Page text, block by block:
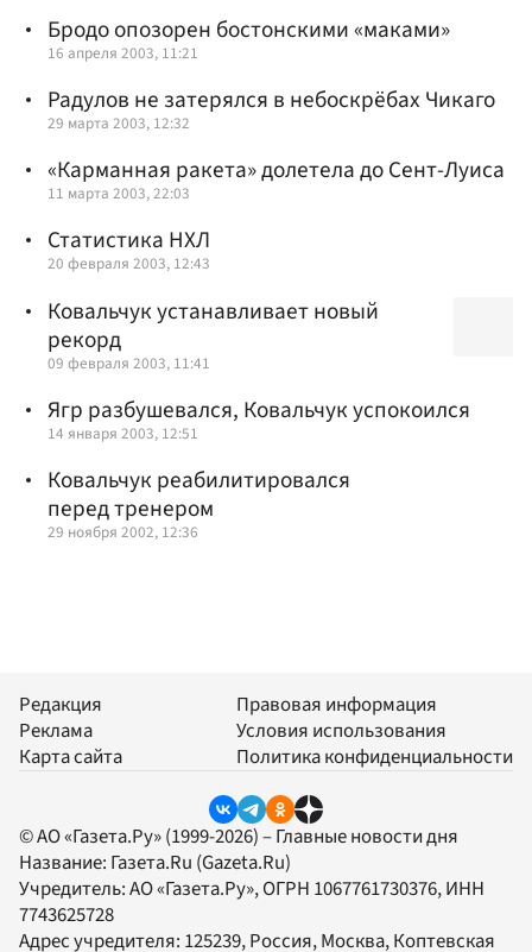
Бродо опозорен бостонскими «маками»
16 апреля 2003, 11:21
Радулов не затерялся в небоскрёбах Чикаго
29 марта 2003, 12:32
«Карманная ракета» долетела до Сент-Луиса
11 марта 2003, 22:03
Статистика НХЛ
20 февраля 2003, 12:43
Ковальчук устанавливает новый
рекорд
09 февраля 2003, 11:41
Ягр разбушевался, Ковальчук успокоился
14 января 2003, 12:51
Ковальчук реабилитировался
перед тренером
29 ноября 2002, 12:36
Редакция
Реклама
Карта сайта
Правовая информация
Условия использования
Политика конфиденциальности
© АО «Газета.Ру» (1999-2026) – Главные новости дня
Название: Газета.Ru (Gazeta.Ru)
Учредитель:АО «Газета.Ру», ОГРН 1067761730376, ИНН
7743625728
Адрес учредителя: 125239, Россия, Москва, Коптевская